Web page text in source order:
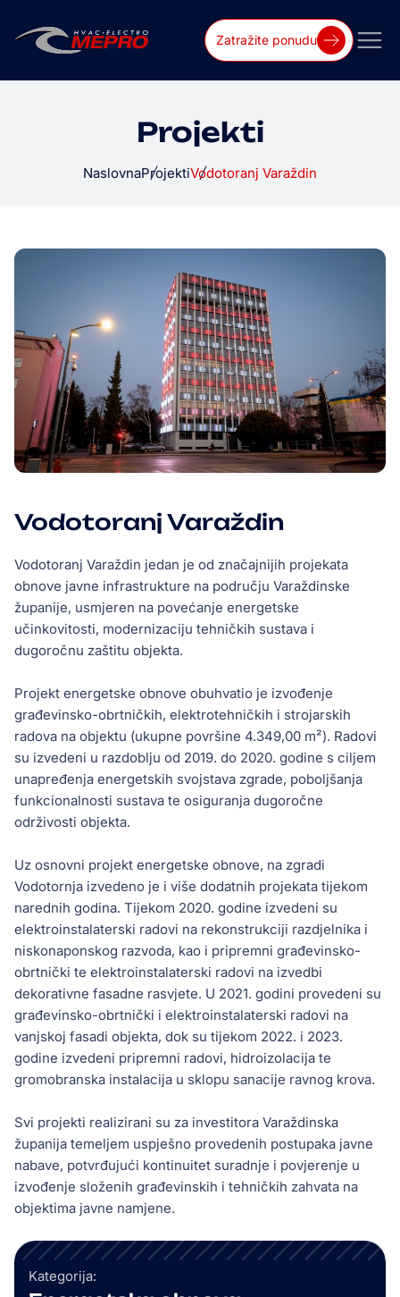
Zatražite ponudu
Projekti
NaslovnaProjektiVodotoranj Varaždin
Vodotoranj Varaždin
Vodotoranj Varaždin jedan je od značajnijih projekata
obnove javne infrastrukture na području Varaždinske
županije, usmjeren na povećanje energetske
učinkovitosti, modernizaciju tehničkih sustava i
dugoročnu zaštitu objekta.
Projekt energetske obnove obuhvatio je izvođenje
građevinsko-obrtničkih, elektrotehničkih i strojarskih
radova na objektu (ukupne površine 4.349,00 m²). Radovi
su izvedeni u razdoblju od 2019. do 2020. godine s ciljem
unapređenja energetskih svojstava zgrade, poboljšanja
funkcionalnosti sustava te osiguranja dugoročne
održivosti objekta.
Uz osnovni projekt energetske obnove, na zgradi
Vodotornja izvedeno je i više dodatnih projekata tijekom
narednih godina. Tijekom 2020. godine izvedeni su
elektroinstalaterski radovi na rekonstrukciji razdjelnika i
niskonaponskog razvoda, kao i pripremni građevinsko-
obrtnički te elektroinstalaterski radovi na izvedbi
dekorativne fasadne rasvjete. U 2021. godini provedeni su
građevinsko-obrtnički i elektroinstalaterski radovi na
vanjskoj fasadi objekta, dok su tijekom 2022. i 2023.
godine izvedeni pripremni radovi, hidroizolacija te
gromobranska instalacija u sklopu sanacije ravnog krova.
Svi projekti realizirani su za investitora Varaždinska
županija temeljem uspješno provedenih postupaka javne
nabave, potvrđujući kontinuitet suradnje i povjerenje u
izvođenje složenih građevinskih i tehničkih zahvata na
objektima javne namjene.
Kategorija: